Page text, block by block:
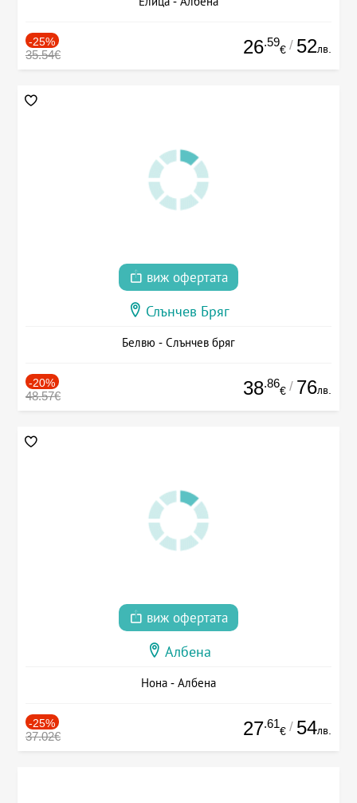
-25%
35.54€ 26.59
€ / 52лв.
виж офертата
Слънчев Бряг
Белвю - Слънчев бряг
-20%
48.57€ 38.86
€ / 76лв.
виж офертата
Албена
Нона - Албена
-25%
37.02€ 27.61
€ / 54лв.